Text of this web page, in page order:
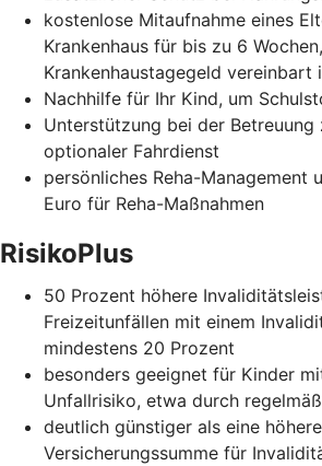
kostenlose Mitaufnahme eines
Krankenhaus für bis zu 6
Krankenhaustagegeld vereinbart
Nachhilfe für Ihr Kind, um
Unterstützung bei der Betreuung
optionaler Fahrdienst
persönliches Reha-Management
Euro für Reha-Maßnahmen
RisikoPlus
50 Prozent höhere
Freizeitunfällen mit einem
mindestens 20 Prozent
besonders geeignet für Kinder
Unfallrisiko, etwa durch
deutlich günstiger als eine höhere
Versicherungssumme für